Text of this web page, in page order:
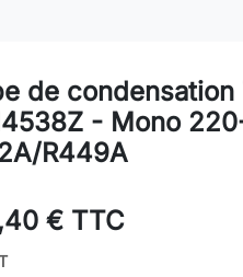
de condensation
- Mono
R449A
€ TTC